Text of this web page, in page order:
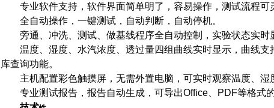
专业软件支持，软件界面简单明了，容易操作，测试流程可
全自动操作，一键测试，自动判断，自动停机。
旁通、冲洗、测试、做基线程序全自动控制，实验状态实时
温度、湿度、水汽浓度、透过量四组曲线实时显示，曲线支
库查询功能。
主机配置彩色触摸屏，无需外置电脑，可实时观察温度、湿
专业测试报告，报告自动生成，可导出Office、PDF等格式的